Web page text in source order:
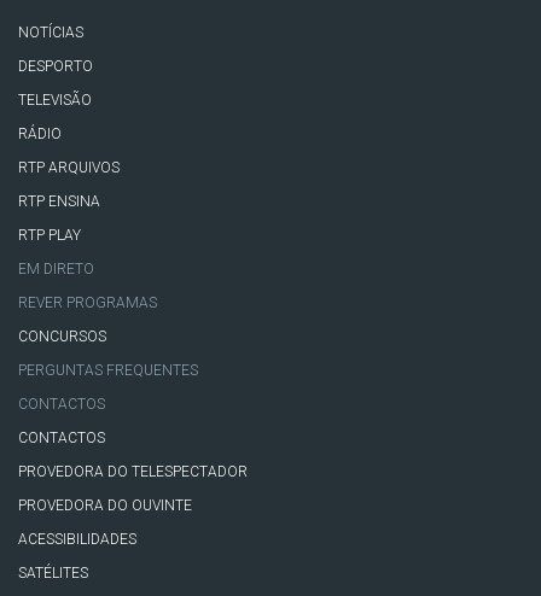
NOTÍCIAS
DESPORTO
TELEVISÃO
RÁDIO
RTP ARQUIVOS
RTP ENSINA
RTP PLAY
EM DIRETO
REVER PROGRAMAS
CONCURSOS
PERGUNTAS FREQUENTES
CONTACTOS
CONTACTOS
PROVEDORA DO TELESPECTADOR
PROVEDORA DO OUVINTE
ACESSIBILIDADES
SATÉLITES